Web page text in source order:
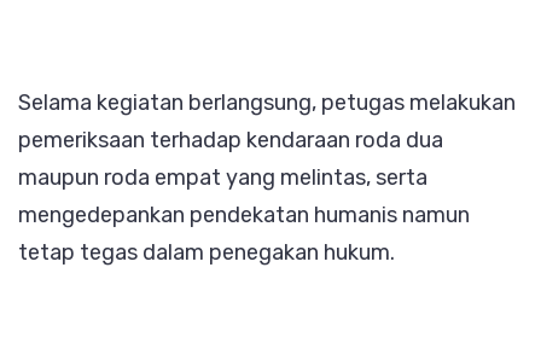
Selama kegiatan berlangsung, petugas melakukan
pemeriksaan terhadap kendaraan roda dua
maupun roda empat yang melintas, serta
mengedepankan pendekatan humanis namun
tetap tegas dalam penegakan hukum.